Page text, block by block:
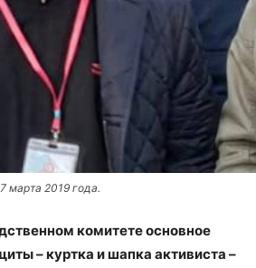
марта 2019 года.
комитете основное
– куртка и шапка активиста –